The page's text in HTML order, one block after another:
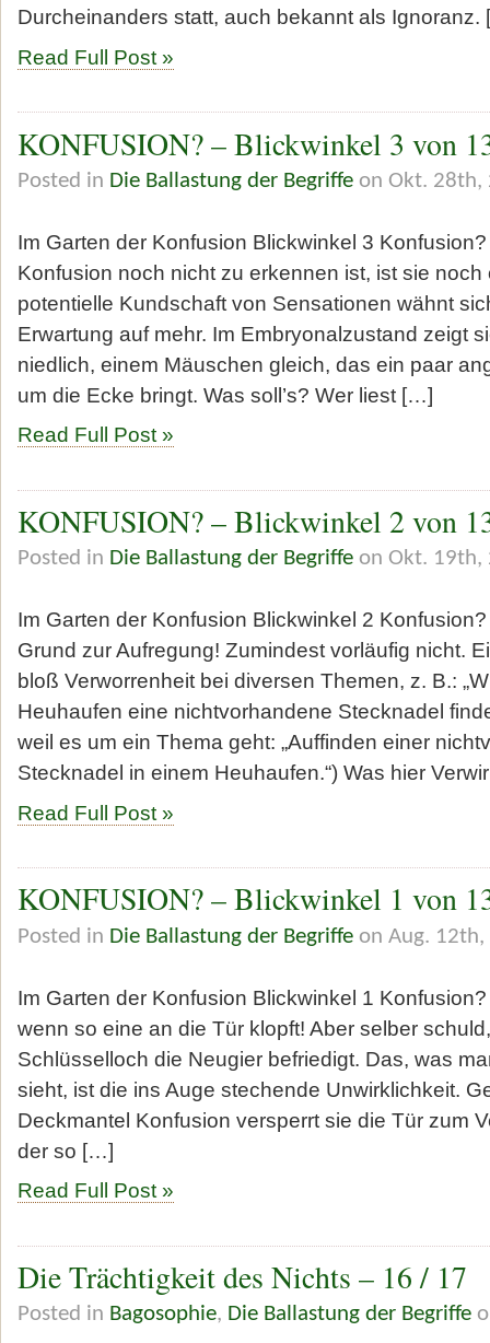
Durcheinanders statt, auch bekannt als
Read Full Post »
KONFUSION? – Blickwinkel 3 von
Posted in Die Ballastung der Begriffe on Okt. 28th,
Im Garten der Konfusion Blickwinkel 3
Konfusion noch nicht zu erkennen ist, ist sie
potentielle Kundschaft von Sensationen wähnt
Erwartung auf mehr. Im Embryonalzustand zeigt
niedlich, einem Mäuschen gleich, das ein paar
um die Ecke bringt. Was soll’s? Wer liest […]
Read Full Post »
KONFUSION? – Blickwinkel 2 von
Posted in Die Ballastung der Begriffe on Okt. 19th,
Im Garten der Konfusion Blickwinkel 2
Grund zur Aufregung! Zumindest vorläufig nicht.
bloß Verworrenheit bei diversen Themen, z. B.:
Heuhaufen eine nichtvorhandene Stecknadel
weil es um ein Thema geht: „Auffinden einer
Stecknadel in einem Heuhaufen.“) Was hier
Read Full Post »
KONFUSION? – Blickwinkel 1 von
Posted in Die Ballastung der Begriffe on Aug.
Im Garten der Konfusion Blickwinkel 1
wenn so eine an die Tür klopft! Aber selber
Schlüsselloch die Neugier befriedigt. Das, was
sieht, ist die ins Auge stechende Unwirklichkeit.
Deckmantel Konfusion versperrt sie die Tür zum
der so […]
Read Full Post »
Die Trächtigkeit des Nichts – 16 / 17
Posted in Bagosophie, Die Ballastung der Begriffe